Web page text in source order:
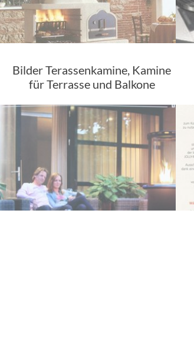
Bilder Terassenkamine, Kamine
für Terrasse und Balkone